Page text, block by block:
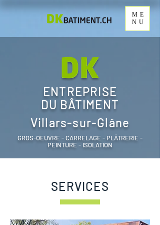
ME
NU
ENTREPRISE
DU BÂTIMENT
Villars-sur-Glâne
GROS-OEUVRE - CARRELAGE - PLÂTRERIE -
PEINTURE - ISOLATION
SERVICES